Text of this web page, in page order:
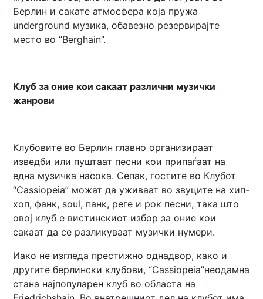
Берлин и сакате атмосфера која пружа
underground музика, обавезно резервирајте
место во “Berghain”.
Клуб за оние кои сакаат различни музички
жанрови
Клубовите во Берлин главно организираат
изведби или пуштаат песни кои припаѓаат на
една музичка насока. Сепак, гостите во Клубот
“Cassiopeia” можат да уживаат во звуците на хип-
хоп, фанк, soul, панк, реге и рок песни, така што
овој клуб е вистинскиот избор за оние кои
сакаат да се разликуваат музички нумери.
Иако не изгледа престижно однадвор, како и
другите берлински клубови, “Cassiopeia”неодамна
стана најпопуларен клуб во областа на